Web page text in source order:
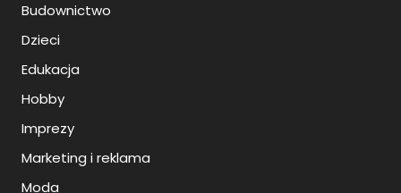
Budownictwo
Dzieci
Edukacja
Hobby
Imprezy
Marketing i reklama
Moda